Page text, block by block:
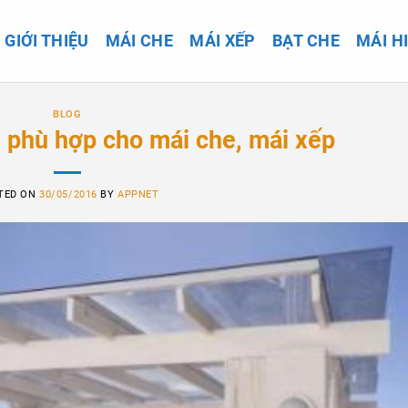
GIỚI THIỆU MÁI CHE MÁI XẾP BẠT CHE MÁI
BLOG
hợp cho mái che, mái xếp
ON30/05/2016 BYAPPNET